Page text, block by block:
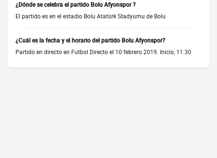
¿Dónde se celebra el partido Bolu Afyonspor ?
El partido es en el estadio Bolu Atatürk Stadyumu de Bolu
¿Cuál es la fecha y el horario del partido Bolu Afyonspor?
Partido en directo en Futbol Directo el 10 febrero 2019. Inicio, 11:30